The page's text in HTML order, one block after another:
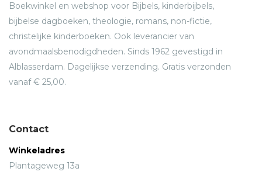
Boekwinkel en webshop voor Bijbels, kinderbijbels,
bijbelse dagboeken, theologie, romans, non-fictie,
christelijke kinderboeken. Ook leverancier van
avondmaalsbenodigdheden. Sinds 1962 gevestigd in
Alblasserdam. Dagelijkse verzending. Gratis verzonden
vanaf € 25,00.
Contact
Winkeladres
Plantageweg 13a